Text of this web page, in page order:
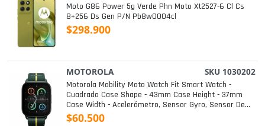
Moto G86 Power 5g Verde Phn Moto Xt2527-6 Cl Cs
8+256 Ds Gen P/n Pb8w0004cl
$298.900
MOTOROLA SKU 1030202
Motorola Mobility Moto Watch Fit Smart Watch -
Cuadrado Case Shape - 43mm Case Height - 37mm
Case Width - Acelerómetro, Sensor Gyro, Sensor De
Luz Ambiental - Notificación Push
$60.500